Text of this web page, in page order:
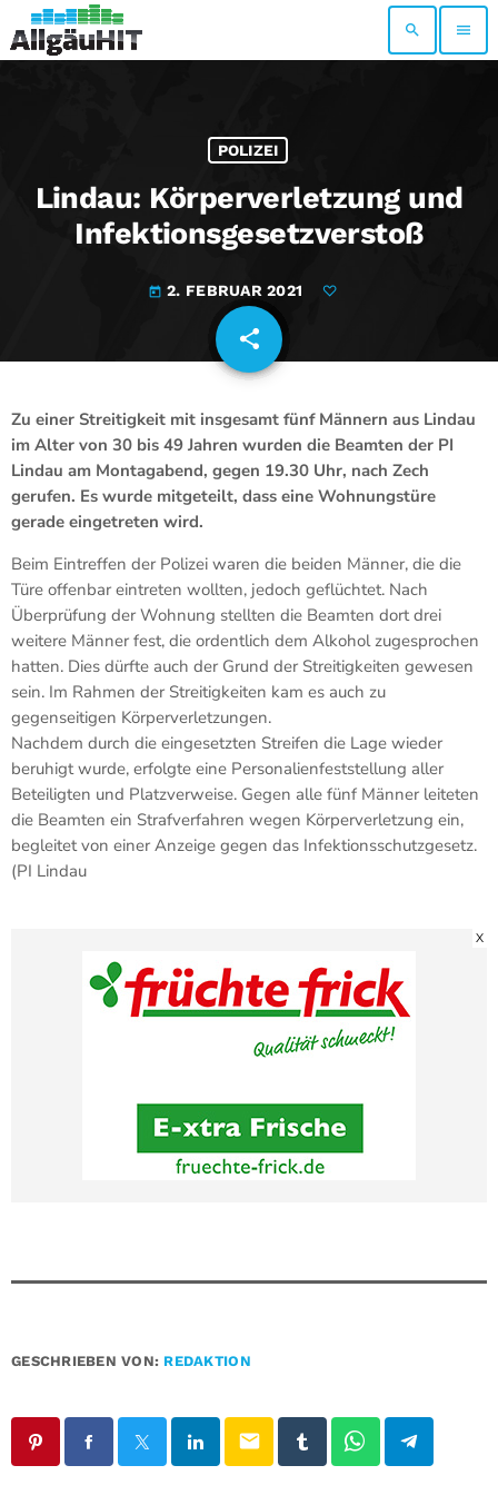
search menu
POLIZEI
Lindau: Körperverletzung und
Infektionsgesetzverstoß
today 2. FEBRUAR 2021
share
email
Zu einer Streitigkeit mit insgesamt fünf Männern aus Lindau
im Alter von 30 bis 49 Jahren wurden die Beamten der PI
Lindau am Montagabend, gegen 19.30 Uhr, nach Zech
gerufen. Es wurde mitgeteilt, dass eine Wohnungstüre
gerade eingetreten wird.
Beim Eintreffen der Polizei waren die beiden Männer, die die
Türe offenbar eintreten wollten, jedoch geflüchtet. Nach
Überprüfung der Wohnung stellten die Beamten dort drei
weitere Männer fest, die ordentlich dem Alkohol zugesprochen
hatten. Dies dürfte auch der Grund der Streitigkeiten gewesen
sein. Im Rahmen der Streitigkeiten kam es auch zu
gegenseitigen Körperverletzungen.
Nachdem durch die eingesetzten Streifen die Lage wieder
beruhigt wurde, erfolgte eine Personalienfeststellung aller
Beteiligten und Platzverweise. Gegen alle fünf Männer leiteten
die Beamten ein Strafverfahren wegen Körperverletzung ein,
begleitet von einer Anzeige gegen das Infektionsschutzgesetz.
(PI Lindau
X
GESCHRIEBEN VON: REDAKTION
email